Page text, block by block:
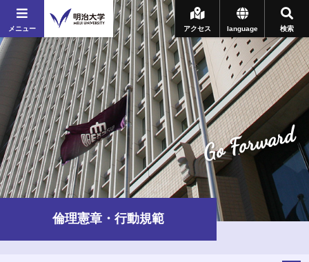
メニュー 検索
language
アクセス
Go Forward
倫理憲章・行動規範